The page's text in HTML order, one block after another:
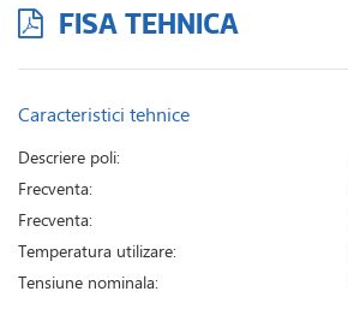
FISA TEHNICA
Caracteristici tehnice
Descriere poli:
Frecventa:
Frecventa:
Temperatura utilizare:
Tensiune nominala: